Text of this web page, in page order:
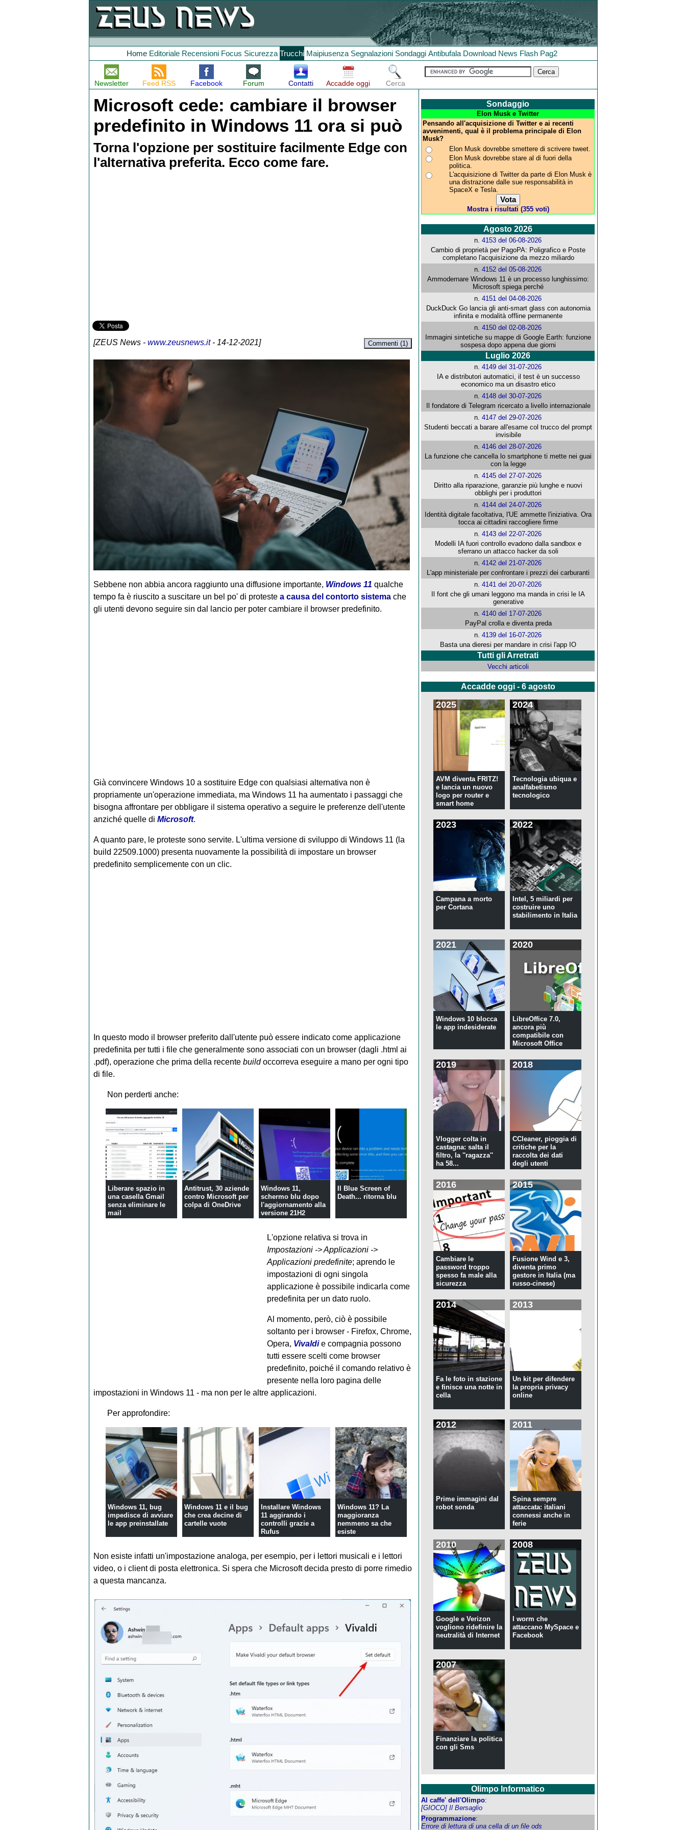
Home Editoriale Recensioni Focus Sicurezza Trucchi Maipiusenza Segnalazioni Sondaggi Antibufala Download News Flash Pag2
Newsletter Feed RSS Facebook Forum Contatti Accadde oggi Cerca
Microsoft cede: cambiare il browser
predefinito in Windows 11 ora si può
Torna l'opzione per sostituire facilmente Edge con
l'alternativa preferita. Ecco come fare.
[ZEUS News- www.zeusnews.it- 14-12-2021] Commenti (1)
Sebbene non abbia ancora raggiunto una diffusione importante, Windows 11 qualche
tempo fa è riuscito a suscitare un bel po' di proteste a causa del contorto sistemache
gli utenti devono seguire sin dal lancio per poter cambiare il browser predefinito.
Già convincere Windows 10 a sostituire Edge con qualsiasi alternativa non è
propriamente un'operazione immediata, ma Windows 11 ha aumentato i passaggi che
bisogna affrontare per obbligare il sistema operativo a seguire le preferenze dell'utente
anziché quelle di Microsoft.
A quanto pare, le proteste sono servite. L'ultima versione di sviluppo di Windows 11 (la
build 22509.1000) presenta nuovamente la possibilità di impostare un browser
predefinito semplicemente con un clic.
In questo modo il browser preferito dall'utente può essere indicato come applicazione
predefinita per tutti i file che generalmente sono associati con un browser (dagli .html ai
.pdf), operazione che prima della recente buildoccorreva eseguire a mano per ogni tipo
di file.
Non perderti anche:
Liberare spazio in
una casella Gmail
senza eliminare le
mail
Antitrust, 30 aziende
contro Microsoft per
colpa di OneDrive
Windows 11,
schermo blu dopo
l'aggiornamento alla
versione 21H2
Il Blue Screen of
Death... ritorna blu
L'opzione relativa si trova in
Impostazioni -> Applicazioni ->
Applicazioni predefinite; aprendo le
impostazioni di ogni singola
applicazione è possibile indicarla come
predefinita per un dato ruolo.
Al momento, però, ciò è possibile
soltanto per i browser - Firefox, Chrome,
Opera, Vivaldie compagnia possono
tutti essere scelti come browser
predefinito, poiché il comando relativo è
presente nella loro pagina delle
impostazioni in Windows 11 - ma non per le altre applicazioni.
Per approfondire:
Windows 11, bug
impedisce di avviare
le app preinstallate
Windows 11 e il bug
che crea decine di
cartelle vuote
Installare Windows
11 aggirando i
controlli grazie a
Rufus
Windows 11? La
maggioranza
nemmeno sa che
esiste
Non esiste infatti un'impostazione analoga, per esempio, per i lettori musicali e i lettori
video, o i client di posta elettronica. Si spera che Microsoft decida presto di porre rimedio
a questa mancanza.
Sondaggio
Elon Musk e Twitter
Pensando all'acquisizione di Twitter e ai recenti
avvenimenti, qual è il problema principale di Elon
Musk?
Elon Musk dovrebbe smettere di scrivere tweet.
Elon Musk dovrebbe stare al di fuori della
politica.
L'acquisizione di Twitter da parte di Elon Musk è
una distrazione dalle sue responsabilità in
SpaceX e Tesla.
Mostra i risultati (355 voti)
Agosto 2026
n.4153 del 06-08-2026
Cambio di proprietà per PagoPA: Poligrafico e Poste
completano l'acquisizione da mezzo miliardo
n.4152 del 05-08-2026
Ammodernare Windows 11 è un processo lunghissimo:
Microsoft spiega perché
n.4151 del 04-08-2026
DuckDuck Go lancia gli anti-smart glass con autonomia
infinita e modalità offline permanente
n.4150 del 02-08-2026
Immagini sintetiche su mappe di Google Earth: funzione
sospesa dopo appena due giorni
Luglio 2026
n.4149 del 31-07-2026
IA e distributori automatici, il test è un successo
economico ma un disastro etico
n.4148 del 30-07-2026
Il fondatore di Telegram ricercato a livello internazionale
n.4147 del 29-07-2026
Studenti beccati a barare all'esame col trucco del prompt
invisibile
n.4146 del 28-07-2026
La funzione che cancella lo smartphone ti mette nei guai
con la legge
n.4145 del 27-07-2026
Diritto alla riparazione, garanzie più lunghe e nuovi
obblighi per i produttori
n.4144 del 24-07-2026
Identità digitale facoltativa, l'UE ammette l'iniziativa. Ora
tocca ai cittadini raccogliere firme
n.4143 del 22-07-2026
Modelli IA fuori controllo evadono dalla sandbox e
sferrano un attacco hacker da soli
n.4142 del 21-07-2026
L'app ministeriale per confrontare i prezzi dei carburanti
n.4141 del 20-07-2026
Il font che gli umani leggono ma manda in crisi le IA
generative
n.4140 del 17-07-2026
PayPal crolla e diventa preda
n.4139 del 16-07-2026
Basta una dieresi per mandare in crisi l'app IO
Tutti gli Arretrati
Vecchi articoli
Accadde oggi - 6 agosto
2025
AVM diventa FRITZ!
e lancia un nuovo
logo per router e
smart home
2024
Tecnologia ubiqua e
analfabetismo
tecnologico
2023
Campana a morto
per Cortana
2022
Intel, 5 miliardi per
costruire uno
stabilimento in Italia
2021
Windows 10 blocca
le app indesiderate
2020
LibreOffice 7.0,
ancora più
compatibile con
Microsoft Office
2019
Vlogger colta in
castagna: salta il
filtro, la ''ragazza''
ha 58...
2018
CCleaner, pioggia di
critiche per la
raccolta dei dati
degli utenti
2016
Cambiare le
password troppo
spesso fa male alla
sicurezza
2015
Fusione Wind e 3,
diventa primo
gestore in Italia (ma
russo-cinese)
2014
Fa le foto in stazione
e finisce una notte in
cella
2013
Un kit per difendere
la propria privacy
online
2012
Prime immagini dal
robot sonda
2011
Spina sempre
attaccata: italiani
connessi anche in
ferie
2010
Google e Verizon
vogliono ridefinire la
neutralità di Internet
2008
I worm che
attaccano MySpace e
Facebook
2007
Finanziare la politica
con gli Sms
Olimpo Informatico
Al caffe' dell'Olimpo:
[GIOCO] Il Bersaglio
Programmazione:
Errore di lettura di una cella di un file ods